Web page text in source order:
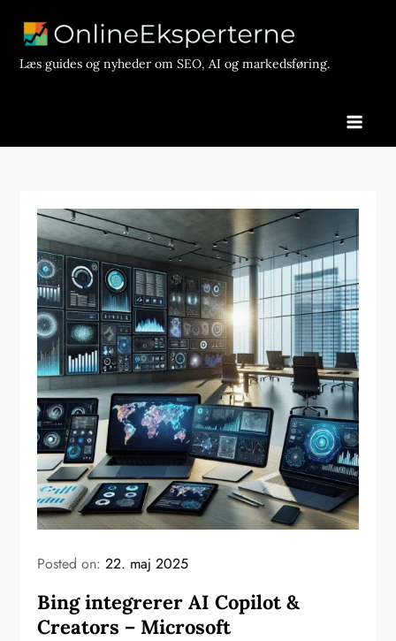
contentLæs guides og nyheder om SEO, AI og markedsføring.
Posted on:22. maj 2025
Bing integrerer AI Copilot &
Creators – Microsoft